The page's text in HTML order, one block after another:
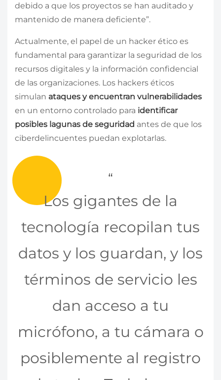
debido a que los proyectos se han auditado y
mantenido de manera deficiente”.
Actualmente, el papel de un hacker ético es
fundamental para garantizar la seguridad de los
recursos digitales y la información confidencial
de las organizaciones. Los hackers éticos
simulan ataques y encuentran vulnerabilidades
en un entorno controlado para identificar
posibles lagunas de seguridad antes de que los
ciberdelincuentes puedan explotarlas.
Los gigantes de la
tecnología recopilan tus
datos y los guardan, y los
términos de servicio les
dan acceso a tu
micrófono, a tu cámara o
posiblemente al registro